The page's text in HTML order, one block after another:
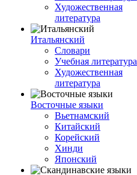
Художественная
литература
Итальянский
Словари
Учебная литература
Художественная
литература
Восточные языки
Вьетнамский
Китайский
Корейский
Хинди
Японский